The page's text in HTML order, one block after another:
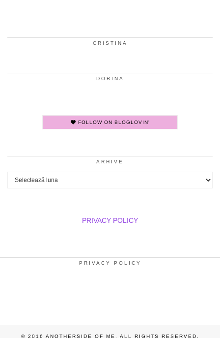
CRISTINA
DORINA
FOLLOW ON BLOGLOVIN'
ARHIVE
Arhive
PRIVACY POLICY
PRIVACY POLICY
© 2016 ANOTHERSIDE OF ME. ALL RIGHTS RESERVED.